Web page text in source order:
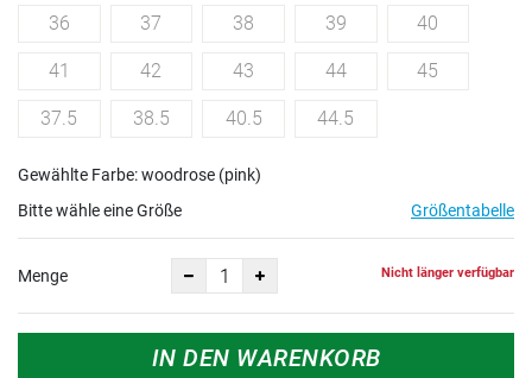
36 37 38 39 40
41 42 43 44 45
37.5 38.5 40.5 44.5
Gewählte Farbe: woodrose (pink)
Bitte wähle eine Größe
Größentabelle
Menge Nicht länger verfügbar
IN DEN WARENKORB